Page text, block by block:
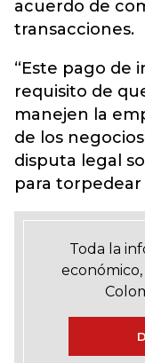
acuerdo de
transacciones.
“Este pago de
requisito de
manejen la
de los
disputa legal
para
Toda la